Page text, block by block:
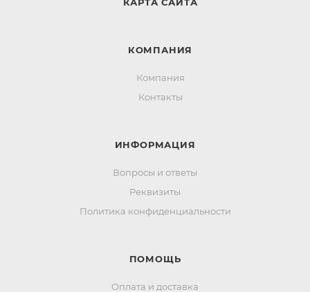
КАРТА САЙТА
КОМПАНИЯ
Компания
Контакты
ИНФОРМАЦИЯ
Вопросы и ответы
Реквизиты
Политика конфиденциальности
ПОМОЩЬ
Оплата и доставка